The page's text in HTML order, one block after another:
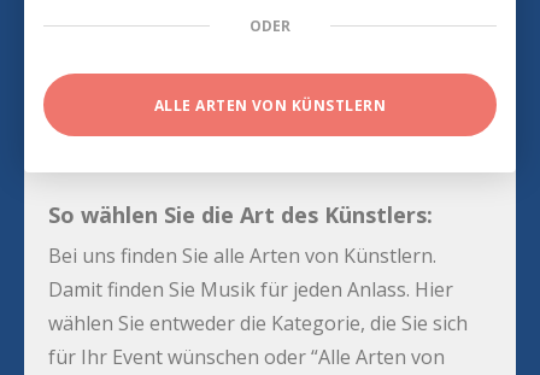
ODER
ALLE ARTEN VON KÜNSTLERN
So wählen Sie die Art des Künstlers:
Bei uns finden Sie alle Arten von Künstlern.
Damit finden Sie Musik für jeden Anlass. Hier
wählen Sie entweder die Kategorie, die Sie sich
für Ihr Event wünschen oder “Alle Arten von